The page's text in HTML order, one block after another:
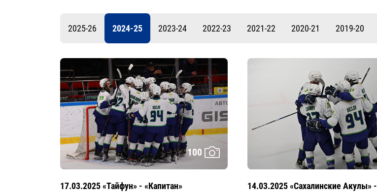
2025-26 2024-25 2023-24 2022-23 2021-22 2020-21 2019-20
100
17.03.2025 «Тайфун» - «Капитан»
14.03.2025 «Сахалинские Акулы» -